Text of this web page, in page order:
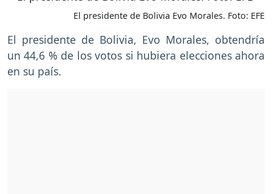
El presidente de Bolivia Evo Morales. Foto: EFE
El presidente de Bolivia, Evo Morales, obtendría
un 44,6 % de los votos si hubiera elecciones ahora
en su país.